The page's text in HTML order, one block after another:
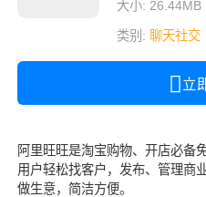
大小: 26.44MB
类别: 聊天社交
立
阿里旺旺是淘宝购物、开店必备
用户轻松找客户，发布、管理商
做生意，简洁方便。